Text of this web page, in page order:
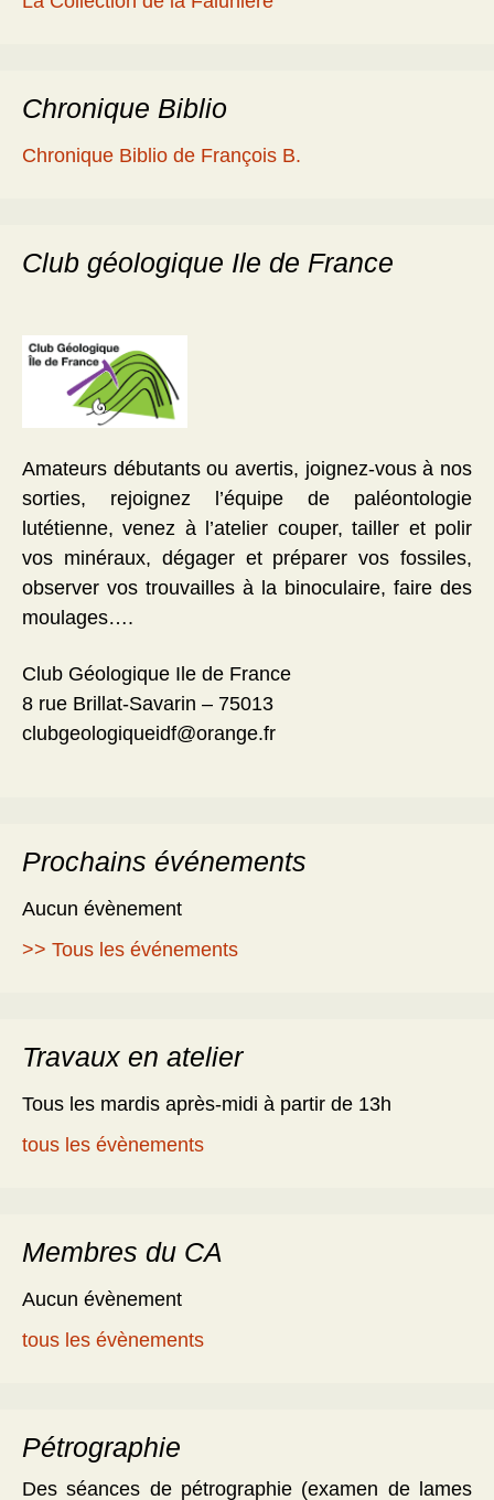
Chronique Biblio
Chronique Biblio de François B.
Club géologique Ile de France
Amateurs débutants ou avertis, joignez-vous à nos
sorties, rejoignez l’équipe de paléontologie
lutétienne, venez à l’atelier couper, tailler et polir
vos minéraux, dégager et préparer vos fossiles,
observer vos trouvailles à la binoculaire, faire des
moulages….
Club Géologique Ile de France
8 rue Brillat-Savarin – 75013
clubgeologiqueidf@orange.fr
Prochains événements
Aucun évènement
>> Tous les événements
Travaux en atelier
Tous les mardis après-midi à partir de 13h
tous les évènements
Membres du CA
Aucun évènement
tous les évènements
Pétrographie
Des séances de pétrographie (examen de lames